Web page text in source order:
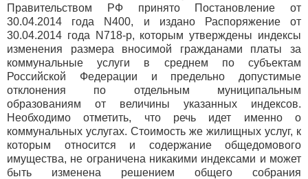
Правительством РФ принято Постановление от
30.04.2014 года N400, и издано Распоряжение от
30.04.2014 года N718-р, которым утверждены индексы
изменения размера вносимой гражданами платы за
коммунальные услуги в среднем по субъектам
Российской Федерации и предельно допустимые
отклонения по отдельным муниципальным
образованиям от величины указанных индексов.
Необходимо отметить, что речь идет именно о
коммунальных услугах. Стоимость же жилищных услуг, к
которым относится и содержание общедомового
имущества, не ограничена никакими индексами и может
быть изменена решением общего собрания